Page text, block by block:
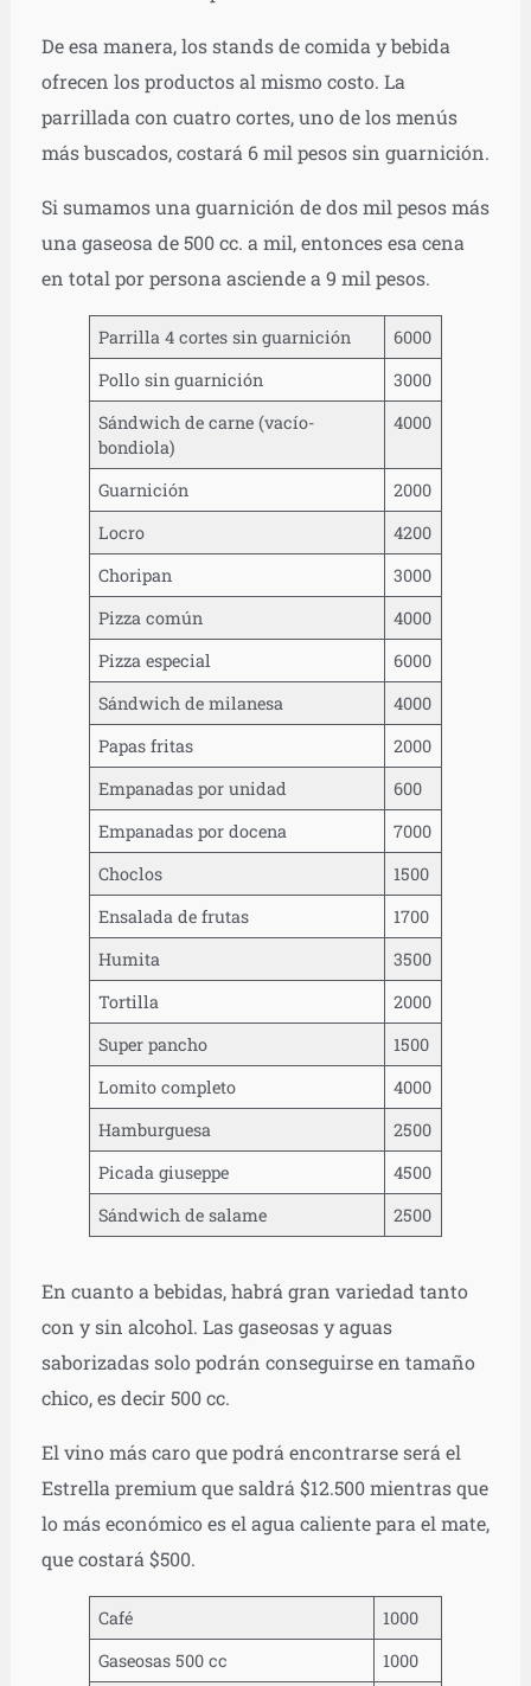
De esa manera, los stands de comida y bebida
ofrecen los productos al mismo costo. La
parrillada con cuatro cortes, uno de los menús
más buscados, costará 6 mil pesos sin guarnición.
Si sumamos una guarnición de dos mil pesos más
una gaseosa de 500 cc. a mil, entonces esa cena
en total por persona asciende a 9 mil pesos.
Parrilla 4 cortes sin guarnición
6000
Pollo sin guarnición
3000
Sándwich de carne (vacío-
bondiola)
4000
Guarnición
2000
Locro
4200
Choripan
3000
Pizza común
4000
Pizza especial
6000
Sándwich de milanesa
4000
Papas fritas
2000
Empanadas por unidad
600
Empanadas por docena
7000
Choclos
1500
Ensalada de frutas
1700
Humita
3500
Tortilla
2000
Super pancho
1500
Lomito completo
4000
Hamburguesa
2500
Picada giuseppe
4500
Sándwich de salame
2500
En cuanto a bebidas, habrá gran variedad tanto
con y sin alcohol. Las gaseosas y aguas
saborizadas solo podrán conseguirse en tamaño
chico, es decir 500 cc.
El vino más caro que podrá encontrarse será el
Estrella premium que saldrá $12.500 mientras que
lo más económico es el agua caliente para el mate,
que costará $500.
Café
1000
Gaseosas 500 cc
1000